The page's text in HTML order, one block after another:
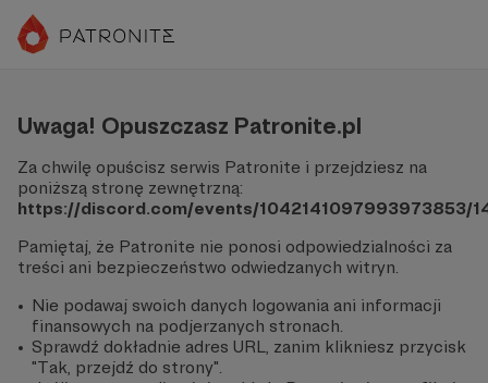
Uwaga! Opuszczasz Patronite.pl
Za chwilę opuścisz serwis Patronite i przejdziesz na
poniższą stronę zewnętrzną:
https://discord.com/events/1042141097993973853/
Pamiętaj, że Patronite nie ponosi odpowiedzialności za
treści ani bezpieczeństwo odwiedzanych witryn.
Nie podawaj swoich danych logowania ani informacji
finansowych na podjerzanych stronach.
Sprawdź dokładnie adres URL, zanim klikniesz przycisk
"Tak, przejdź do strony".